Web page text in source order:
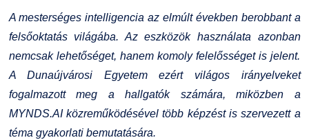
Nemzetközi Lehetőségek
Szolgáltatások
Fordítási Szolgáltatások
Átjelentkezőknek
Kapcsolat
TDK/Tehetségnap
A mesterséges intelligencia az elmúlt években berobbant a
felsőoktatás világába. Az eszközök használata azonban
nemcsak lehetőséget, hanem komoly felelősséget is jelent.
A Dunaújvárosi Egyetem ezért világos irányelveket
fogalmazott meg a hallgatók számára, miközben a
MYNDS.AI közreműködésével több képzést is szervezett a
téma gyakorlati bemutatására.